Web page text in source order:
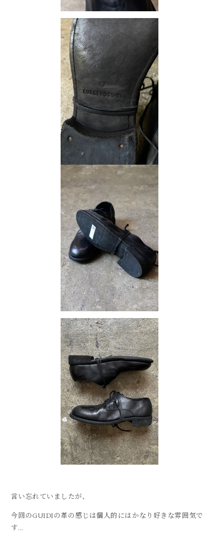
言い忘れていましたが、
今回のGUIDIの革の感じは個人的にはかなり好きな雰囲気で
す...